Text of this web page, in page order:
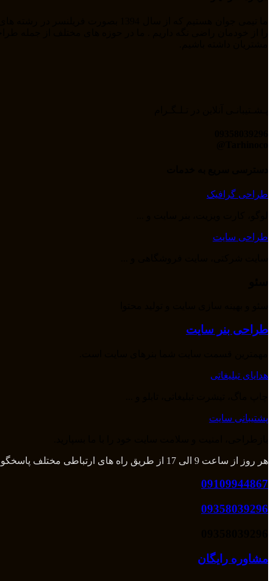
طراحی گرافیک
طراحی سایت
طراحی بنر سایت
هدایای تبلیغاتی
پشتیبانی سایت
هر روز از ساعت 9 الی 17 از طریق راه های ارتباطی مختلف پاسخگوی شما هستیم و بعد از آن از طریق تلگرام و واتس اپ میتوانید با ما در تماس باشید.
09109944867
09358039296
مشاوره رایگان